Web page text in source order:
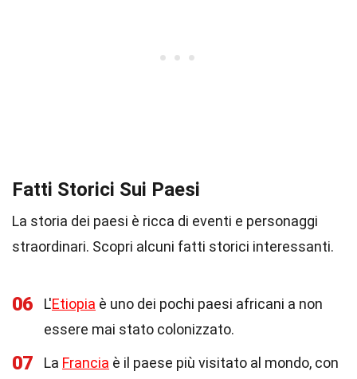
Fatti Storici Sui Paesi
La storia dei paesi è ricca di eventi e personaggi
straordinari. Scopri alcuni fatti storici interessanti.
06 L'Etiopia è uno dei pochi paesi africani a non
essere mai stato colonizzato.
07 La Francia è il paese più visitato al mondo, con